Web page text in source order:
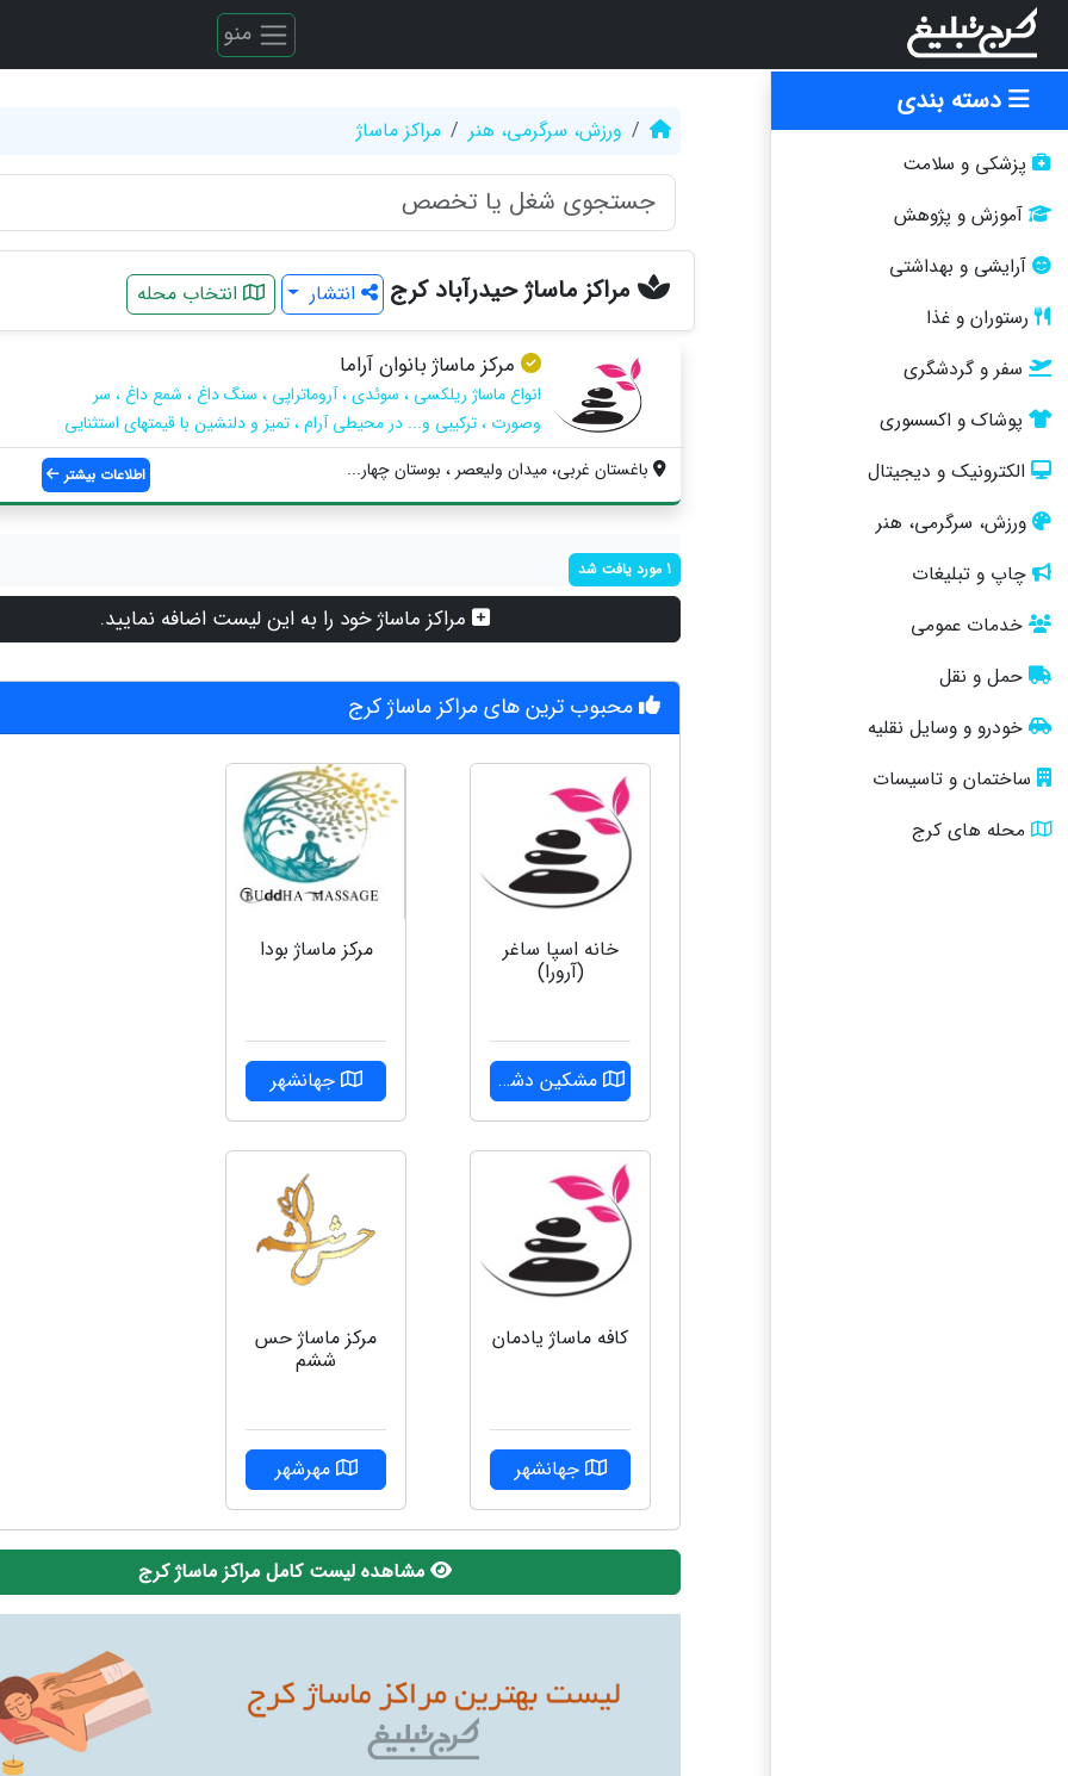
منو
دسته بندی
پزشکی و سلامت
آموزش و پژوهش
آرایشی و بهداشتی
رستوران و غذا
سفر و گردشگری
پوشاک و اکسسوری
الکترونیک و دیجیتال
ورزش، سرگرمی، هنر
چاپ و تبلیغات
خدمات عمومی
حمل و نقل
خودرو و وسایل نقلیه
ساختمان و تاسیسات
محله های کرج
ورزش، سرگرمی، هنر مراکز ماساژ
مراکز ماساژ حیدرآباد کرج انتشار انتخاب محله
مرکز ماساژ بانوان آراما
انواع ماساژ ریلکسی ، سوئدی ، آروماتراپی ، سنگ داغ ، شمع داغ ، سر
وصورت ، ترکیبی و... در محیطی آرام ، تمیز و دلنشین با قیمتهای استثنایی
باغستان غربی، میدان ولیعصر ، بوستان چهار...
اطلاعات بیشتر
1 مورد یافت شد
مراکز ماساژ خود را به این لیست اضافه نمایید.
محبوب ترین های مراکز ماساژ کرج
خانه اسپا ساغر
(آرورا)
مشکین دشت
مرکز ماساژ بودا
جهانشهر
کافه ماساژ یادمان
جهانشهر
مرکز ماساژ حس
ششم
مهرشهر
مشاهده لیست کامل مراکز ماساژ کرج